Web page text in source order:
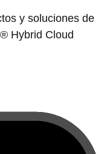
y soluciones de
Hybrid Cloud